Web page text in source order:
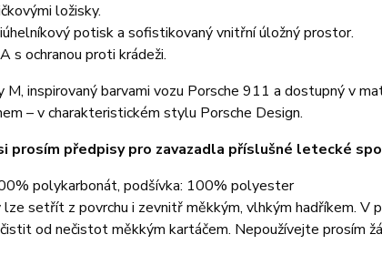
ložisky.
potisk a sofistikovaný vnitřní úložný prostor.
s ochranou proti krádeži.
inspirovaný barvami vozu Porsche 911 a dostupný v
– v charakteristickém stylu Porsche Design.
prosím předpisy pro zavazadla příslušné letecké
polykarbonát, podšívka: 100% polyester
setřít z povrchu i zevnitř měkkým, vlhkým hadříkem.
od nečistot měkkým kartáčem. Nepoužívejte prosím